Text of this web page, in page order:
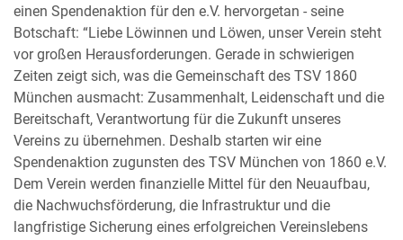
einen Spendenaktion für den e.V. hervorgetan - seine
Botschaft: “Liebe Löwinnen und Löwen, unser Verein steht
vor großen Herausforderungen. Gerade in schwierigen
Zeiten zeigt sich, was die Gemeinschaft des TSV 1860
München ausmacht: Zusammenhalt, Leidenschaft und die
Bereitschaft, Verantwortung für die Zukunft unseres
Vereins zu übernehmen. Deshalb starten wir eine
Spendenaktion zugunsten des TSV München von 1860 e.V.
Dem Verein werden finanzielle Mittel für den Neuaufbau,
die Nachwuchsförderung, die Infrastruktur und die
langfristige Sicherung eines erfolgreichen Vereinslebens